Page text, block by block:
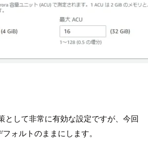
として非常に有効な設定ですが、今回
ォルトのままにします。